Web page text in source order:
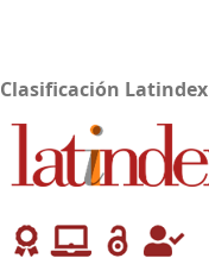
Clasificación Latindex